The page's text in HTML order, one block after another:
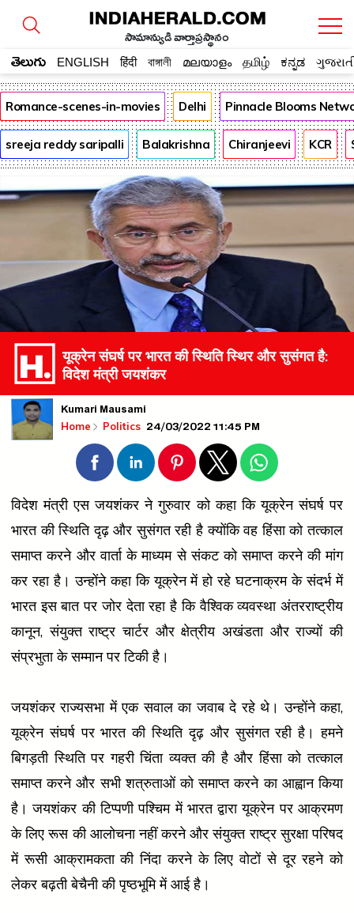
సామాన్యుడి వార్తాప్రస్థానం
తెలుగు ENGLISH हिंदी বাঙ্গালী മലയാളം தமிழ் ಕನ್ನಡ
Romance-scenes-in-movies Delhi Pinnacle Blooms
sreeja reddy saripalli Balakrishna Chiranjeevi KCR
यूक्रेन संघर्ष पर भारत की स्थिति स्थिर और सुसंगत है:
विदेश मंत्री जयशंकर
Kumari Mausami
Home Politics 24/03/2022 11:45 PM
विदेश मंत्री एस जयशंकर ने गुरुवार को कहा कि यूक्रेन संघर्ष पर
भारत की स्थिति दृढ़ और सुसंगत रही है क्योंकि वह हिंसा को तत्काल
समाप्त करने और वार्ता के माध्यम से संकट को समाप्त करने की मांग
कर रहा है। उन्होंने कहा कि यूक्रेन में हो रहे घटनाक्रम के संदर्भ में
भारत इस बात पर जोर देता रहा है कि वैश्विक व्यवस्था अंतरराष्ट्रीय
कानून, संयुक्त राष्ट्र चार्टर और क्षेत्रीय अखंडता और राज्यों की
संप्रभुता के सम्मान पर टिकी है।
जयशंकर राज्यसभा में एक सवाल का जवाब दे रहे थे। उन्होंने कहा,
यूक्रेन संघर्ष पर भारत की स्थिति दृढ़ और सुसंगत रही है। हमने
बिगड़ती स्थिति पर गहरी चिंता व्यक्त की है और हिंसा को तत्काल
समाप्त करने और सभी शत्रुताओं को समाप्त करने का आह्वान किया
है। जयशंकर की टिप्पणी पश्चिम में भारत द्वारा यूक्रेन पर आक्रमण
के लिए रूस की आलोचना नहीं करने और संयुक्त राष्ट्र सुरक्षा परिषद
में रूसी आक्रामकता की निंदा करने के लिए वोटों से दूर रहने को
लेकर बढ़ती बेचैनी की पृष्ठभूमि में आई है।